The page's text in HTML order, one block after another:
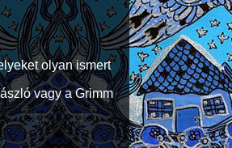
olyan ismert
vagy a Grimm